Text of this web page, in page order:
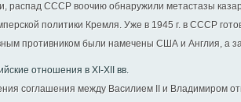
распад СССР воочию обнаружили метастазы
политики Кремля. Уже в 1945 г. в СССР
противником были намечены США и Англия, а
отношения в XI-XII вв.
соглашения между Василием II и Владимиром